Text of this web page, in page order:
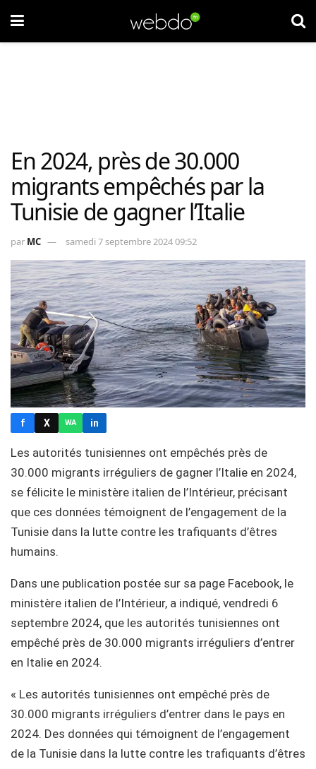
En 2024, près de 30.000
migrants empêchés par la
Tunisie de gagner l’Italie
par MC samedi 7 septembre 2024 09:52
f X WA in
Les autorités tunisiennes ont empêchés près de
30.000 migrants irréguliers de gagner l’Italie en 2024,
se félicite le ministère italien de l’Intérieur, précisant
que ces données témoignent de l’engagement de la
Tunisie dans la lutte contre les trafiquants d’êtres
humains.
Dans une publication postée sur sa page Facebook, le
ministère italien de l’Intérieur, a indiqué, vendredi 6
septembre 2024, que les autorités tunisiennes ont
empêché près de 30.000 migrants irréguliers d’entrer
en Italie en 2024.
« Les autorités tunisiennes ont empêché près de
30.000 migrants irréguliers d’entrer dans le pays en
2024. Des données qui témoignent de l’engagement
de la Tunisie dans la lutte contre les trafiquants d’êtres